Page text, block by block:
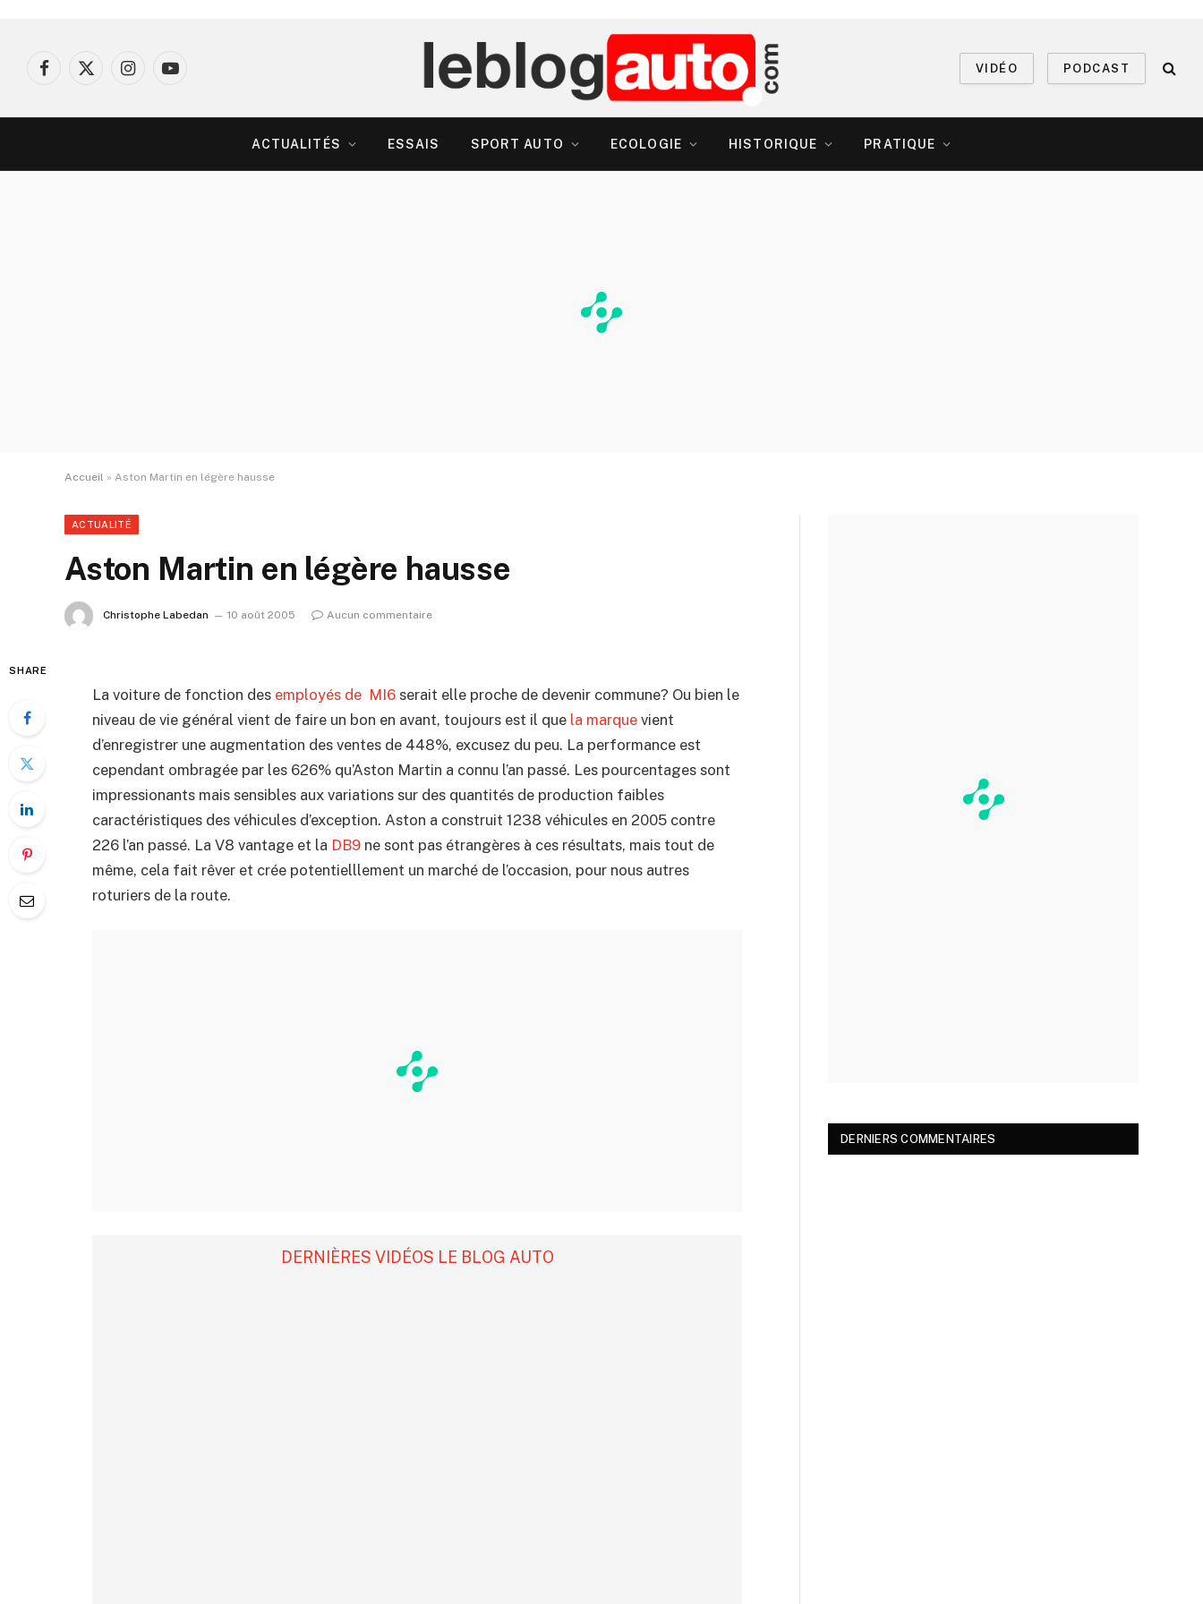
Facebook
X
InstagramYouTube
VIDÉO PODCAST
ACTUALITÉS ESSAIS SPORT AUTO ECOLOGIE HISTORIQUE PRATIQUE
Accueil » Aston Martin en légère hausse
ACTUALITÉ
Aston Martin en légère hausse
Christophe Labedan 10 août 2005 Aucun commentaire
SHARE
La voiture de fonction des employés de MI6 serait elle proche de devenir commune? Ou bien le
niveau de vie général vient de faire un bon en avant, toujours est il que la marque vient
d’enregistrer une augmentation des ventes de 448%, excusez du peu. La performance est
cependant ombragée par les 626% qu’Aston Martin a connu l’an passé. Les pourcentages sont
impressionants mais sensibles aux variations sur des quantités de production faibles
caractéristiques des véhicules d’exception. Aston a construit 1238 véhicules en 2005 contre
226 l’an passé. La V8 vantage et la DB9 ne sont pas étrangères à ces résultats, mais tout de
même, cela fait rêver et crée potentielllement un marché de l’occasion, pour nous autres
roturiers de la route.
DERNIÈRES VIDÉOS LE BLOG AUTO
DERNIERS COMMENTAIRES